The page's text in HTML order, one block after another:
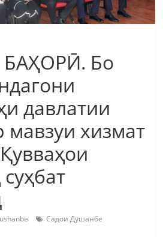
Бо
давлатии
мавзуи хизмат
Садои Душанбе